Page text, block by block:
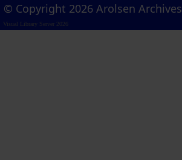
© Copyright 2026 Arolsen Archives
Visual Library Server 2026